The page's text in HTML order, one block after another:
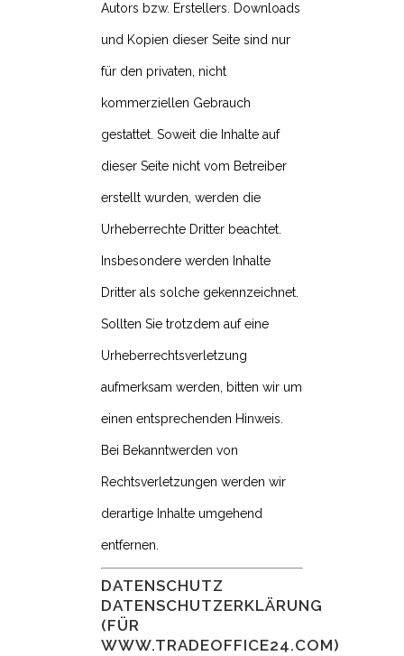
Autors bzw. Erstellers. Downloads
und Kopien dieser Seite sind nur
für den privaten, nicht
kommerziellen Gebrauch
gestattet. Soweit die Inhalte auf
dieser Seite nicht vom Betreiber
erstellt wurden, werden die
Urheberrechte Dritter beachtet.
Insbesondere werden Inhalte
Dritter als solche gekennzeichnet.
Sollten Sie trotzdem auf eine
Urheberrechtsverletzung
aufmerksam werden, bitten wir um
einen entsprechenden Hinweis.
Bei Bekanntwerden von
Rechtsverletzungen werden wir
derartige Inhalte umgehend
entfernen.
DATENSCHUTZ
DATENSCHUTZERKLÄRUNG
(FÜR
WWW.TRADEOFFICE24.COM)